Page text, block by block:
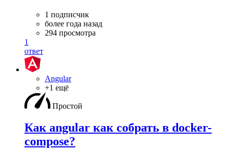
1 подписчик
более года назад
294 просмотра
1
ответ
Angular
+1 ещё
Простой
Как angular как собрать в docker-
compose?